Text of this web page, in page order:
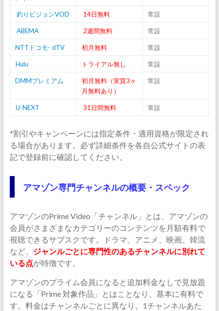
釣りビジョンVOD 14日無料 常設
ABEMA 2週間無料 常設
NTTドコモ- dTV 初月無料 常設
Hulu トライアル無し 常設
DMMプレミアム
初月無料（実質3ヶ
月無料あり）
常設
U-NEXT 31日間無料 常設
*割引やキャンペーンには指定条件・適用資格が限定され
る場合があります。必ず詳細条件を各自公式サイトの表
記で登録前に確認してください。
アマゾン専門チャンネルの概要・スペック
アマゾンのPrime Video「チャンネル」とは、アマゾンの
会員がさまざまなカテゴリーのコンテンツを月額有料で
視聴できるサブスクです。ドラマ、アニメ、映画、韓流
など、 ジャンルごとに専門性のあるチャンネルに別れて
いる点が特徴です。
アマゾンのプライム会員になると追加料金なしで見放題
になる「Prime 対象作品」とはことなり、基本に有料で
す。料金はチャンネルごとに異なり、1チャンネルあた